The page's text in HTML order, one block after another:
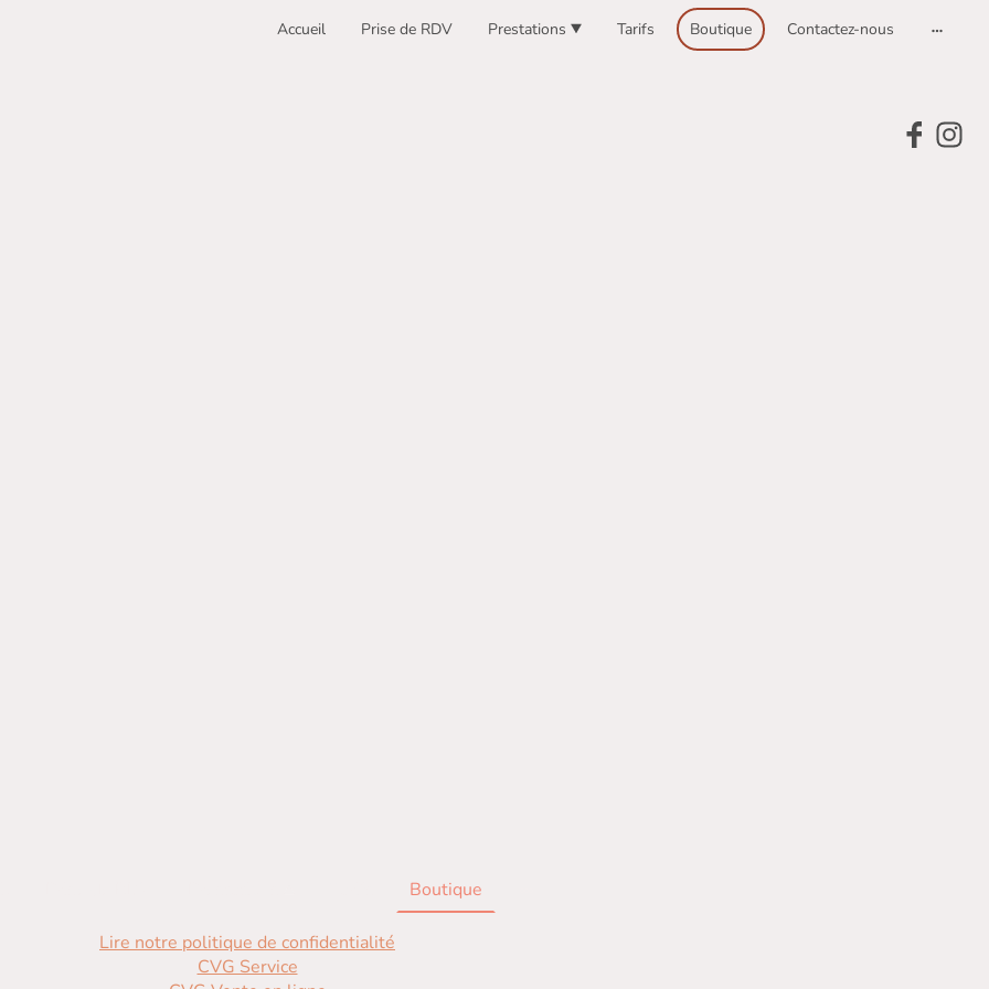
Accueil Prise de RDV Prestations Tarifs Boutique Contactez-nous
Boutique
Lire notre politique de confidentialité
CVG Service